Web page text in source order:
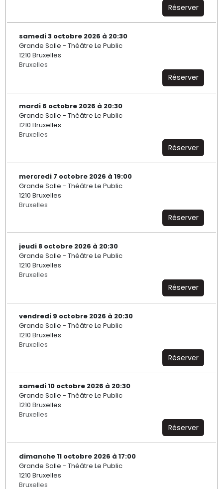
Réserver
samedi 3 octobre 2026 à 20:30
Grande Salle - Théâtre Le Public
1210 Bruxelles
Bruxelles
Réserver
mardi 6 octobre 2026 à 20:30
Grande Salle - Théâtre Le Public
1210 Bruxelles
Bruxelles
Réserver
mercredi 7 octobre 2026 à 19:00
Grande Salle - Théâtre Le Public
1210 Bruxelles
Bruxelles
Réserver
jeudi 8 octobre 2026 à 20:30
Grande Salle - Théâtre Le Public
1210 Bruxelles
Bruxelles
Réserver
vendredi 9 octobre 2026 à 20:30
Grande Salle - Théâtre Le Public
1210 Bruxelles
Bruxelles
Réserver
samedi 10 octobre 2026 à 20:30
Grande Salle - Théâtre Le Public
1210 Bruxelles
Bruxelles
Réserver
dimanche 11 octobre 2026 à 17:00
Grande Salle - Théâtre Le Public
1210 Bruxelles
Bruxelles